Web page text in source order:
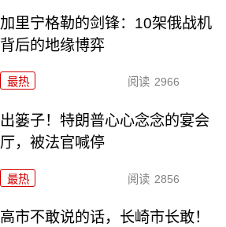
加里宁格勒的剑锋：10架俄战机
背后的地缘博弈
最热 阅读 2966
出篓子！特朗普心心念念的宴会
厅，被法官喊停
最热 阅读 2856
高市不敢说的话，长崎市长敢！